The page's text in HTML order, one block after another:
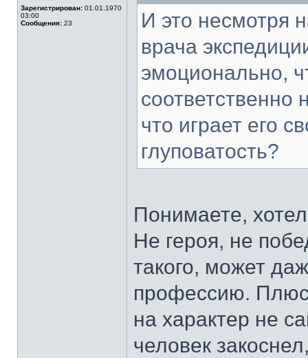
Зарегистрирован: 01.01.1970
03:00
Сообщения: 23
И это несмотря
врача
эмоционально,
что играет его
глуповатость?
Понимаете,
Не героя, не
такого, может
профессию. Плюс
на характер не
человек